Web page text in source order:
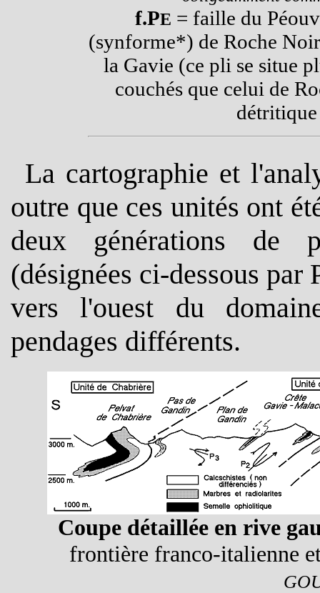
f.PE = faille du
(synforme*) de Roche
la Gavie (ce pli se situe
couchés que celui de
La cartographie et
outre que ces unités ont
deux générations de
(désignées ci-dessous par
vers l'ouest du
pendages différents.
Coupe détaillée en rive
frontière franco-italienne